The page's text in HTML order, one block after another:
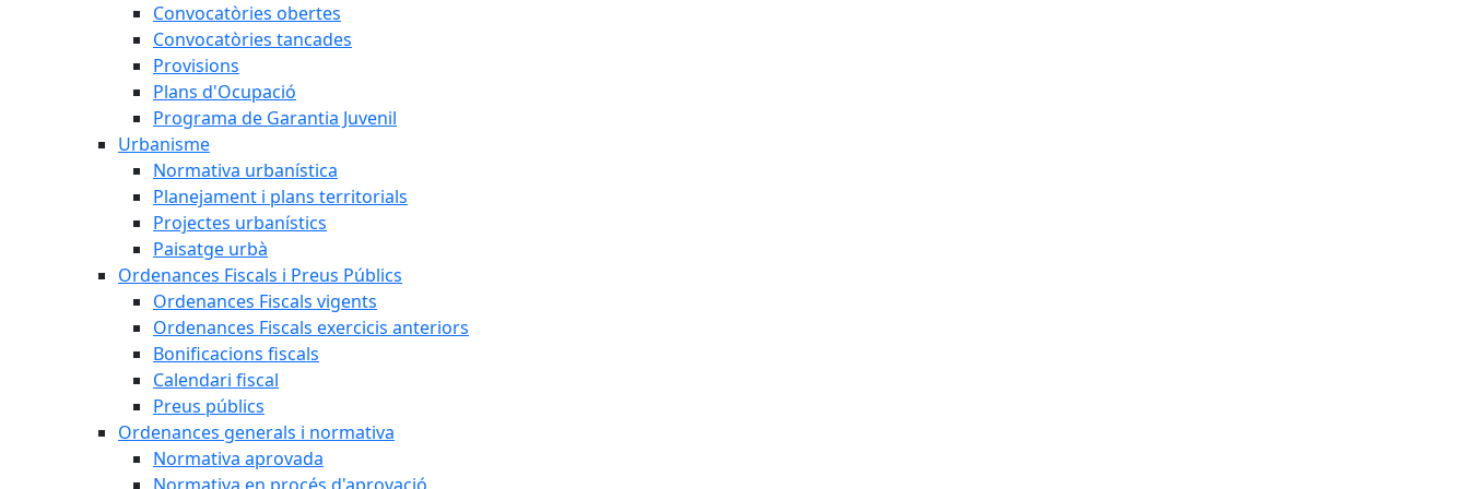
Convocatòries obertes
Convocatòries tancades
Provisions
Plans d'Ocupació
Programa de Garantia Juvenil
Urbanisme
Normativa urbanística
Planejament i plans territorials
Projectes urbanístics
Paisatge urbà
Ordenances Fiscals i Preus Públics
Ordenances Fiscals vigents
Ordenances Fiscals exercicis anteriors
Bonificacions fiscals
Calendari fiscal
Preus públics
Ordenances generals i normativa
Normativa aprovada